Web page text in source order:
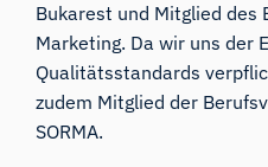
Bukarest und Mitglied des
Marketing. Da wir uns der
Qualitätsstandards
zudem Mitglied der
SORMA.